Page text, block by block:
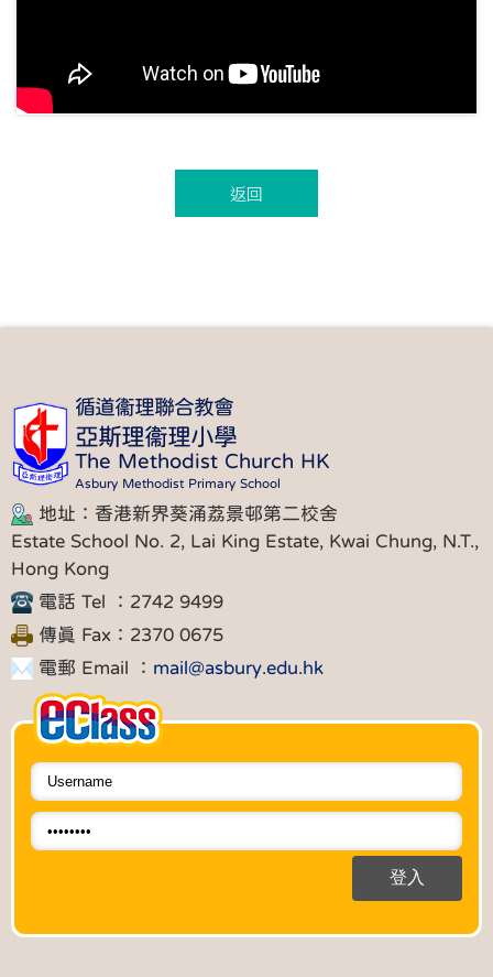
返回
循道衞理聯合教會
亞斯理衞理小學
The Methodist Church HK
Asbury Methodist Primary School
地址：香港新界葵涌荔景邨第二校舍
Estate School No. 2, Lai King Estate, Kwai Chung, N.T.,
Hong Kong
電話 Tel ：2742 9499
傳真 Fax：2370 0675
電郵 Email ： mail@asbury.edu.hk